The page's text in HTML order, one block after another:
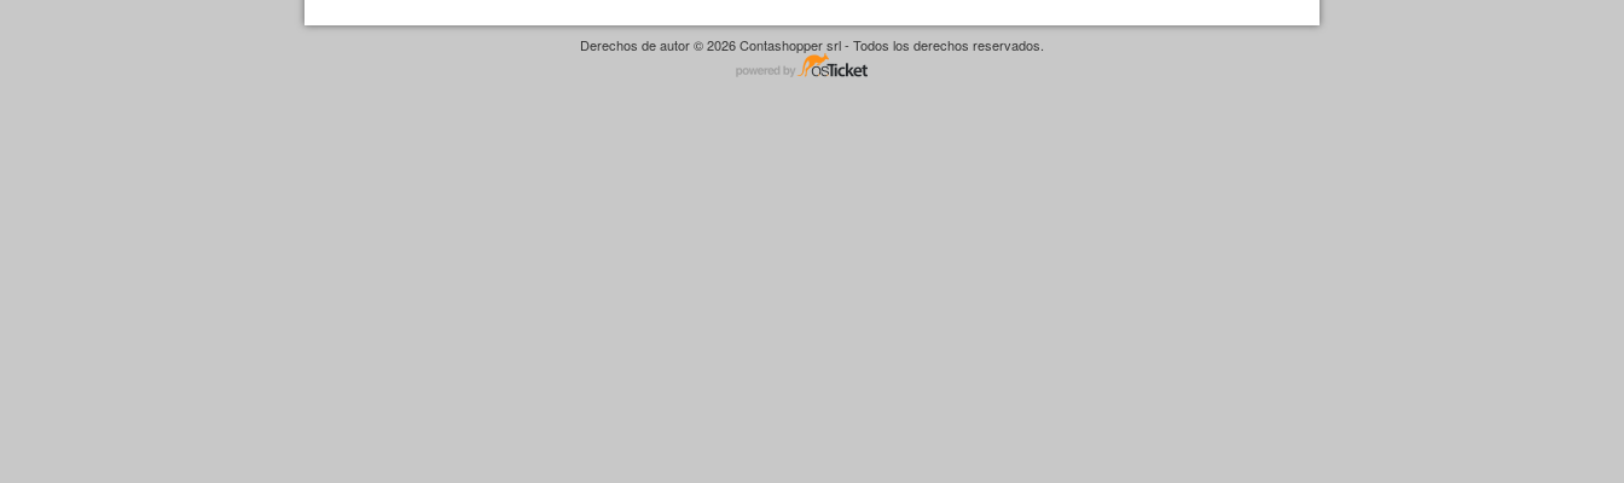
Derechos de autor © 2026 Contashopper srl - Todos los derechos reservados.